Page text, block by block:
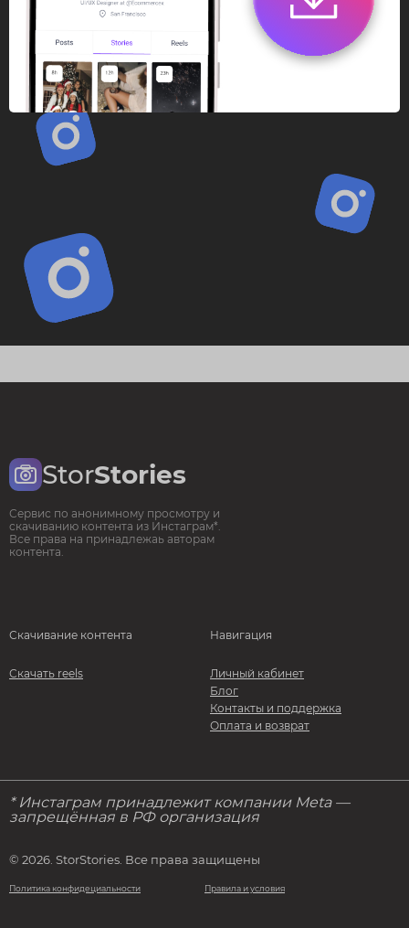
Перейти к боту
StorStories
Сервис по анонимному просмотру и
скачиванию контента из Инстаграм*.
Все права на принадлежаь авторам
контента.
Скачивание контента
Скачать reels
Навигация
Личный кабинет
Блог
Контакты и поддержка
Оплата и возврат
* Инстаграм принадлежит компании Meta —
запрещённая в РФ организация
© 2026. StorStories. Все права защищены
Политика конфидециальности Правила и условия